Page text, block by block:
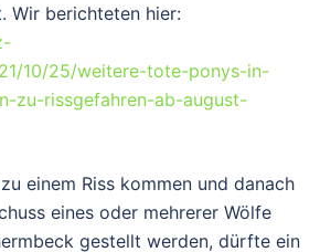
Wir berichteten hier:
10/25/weitere-tote-ponys-in-
zu-rissgefahren-ab-august-
einem Riss kommen und danach
eines oder mehrerer Wölfe
gestellt werden, dürfte ein